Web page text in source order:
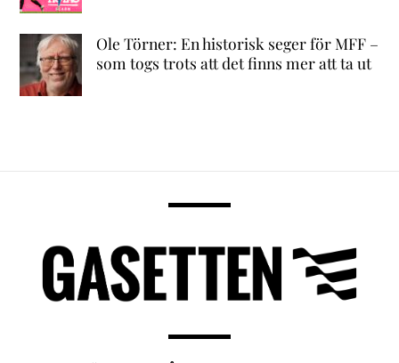
Ole Törner: En historisk seger för MFF –
som togs trots att det finns mer att ta ut